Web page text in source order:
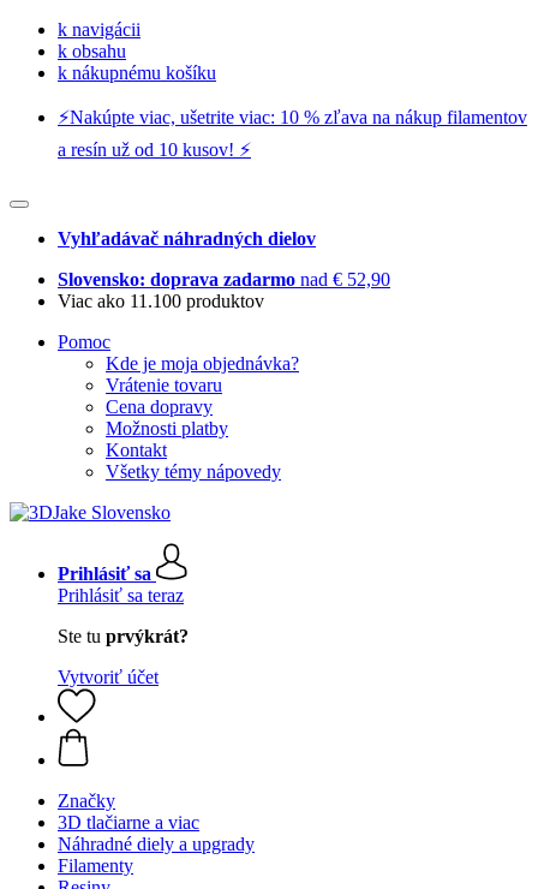
k navigácii
k obsahu
k nákupnému košíku
⚡️Nakúpte viac, ušetrite viac: 10 % zľava na nákup filamentov
a resín už od 10 kusov! ⚡️
Vyhľadávač náhradných dielov
Slovensko: doprava zadarmo nad € 52,90
Viac ako 11.100 produktov
Pomoc
Kde je moja objednávka?
Vrátenie tovaru
Cena dopravy
Možnosti platby
Kontakt
Všetky témy nápovedy
Prihlásiť sa
Prihlásiť sa teraz
Ste tu prvýkrát?
Vytvoriť účet
Značky
3D tlačiarne a viac
Náhradné diely a upgrady
Filamenty